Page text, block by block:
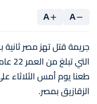
A
A
جريمة قتل تهز مصر
طعنا يوم أمس الثلاثاء
الزقازيق بمصر.